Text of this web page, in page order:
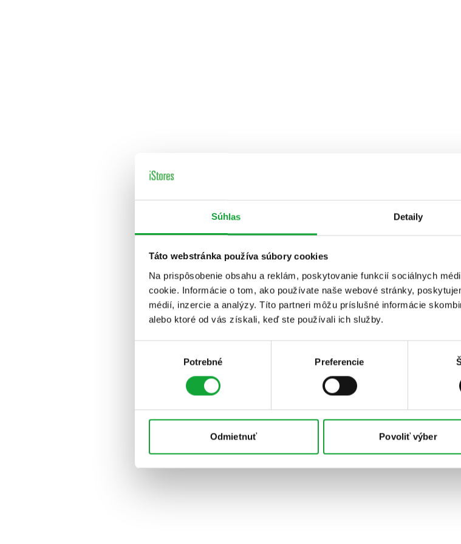
Súhlas Detaily
Táto webstránka používa súbory cookies
Na prispôsobenie obsahu a reklám, poskytovanie funkcií sociálnych
cookie. Informácie o tom, ako používate naše webové stránky,
médií, inzercie a analýzy. Títo partneri môžu príslušné informácie
alebo ktoré od vás získali, keď ste používali ich služby.
Potrebné Preferencie
Odmietnuť Povoliť výber